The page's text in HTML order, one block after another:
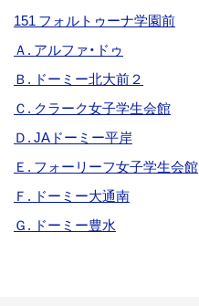
151 フォルトゥーナ学園前
Ａ. アルファ・ドゥ
Ｂ. ドーミー北大前２
Ｃ. クラーク女子学生会館
Ｄ. JAドーミー平岸
Ｅ. フォーリーフ女子学生会館
Ｆ. ドーミー大通南
Ｇ. ドーミー豊水